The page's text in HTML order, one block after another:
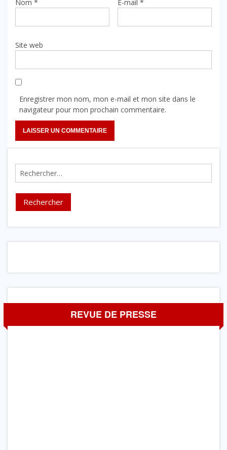
Nom * E-mail *
Site web
Enregistrer mon nom, mon e-mail et mon site dans le
navigateur pour mon prochain commentaire.
Rechercher :
REVUE DE PRESSE